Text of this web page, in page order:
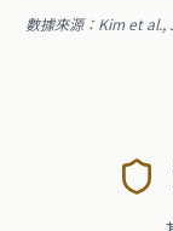
數據來源：Kim et